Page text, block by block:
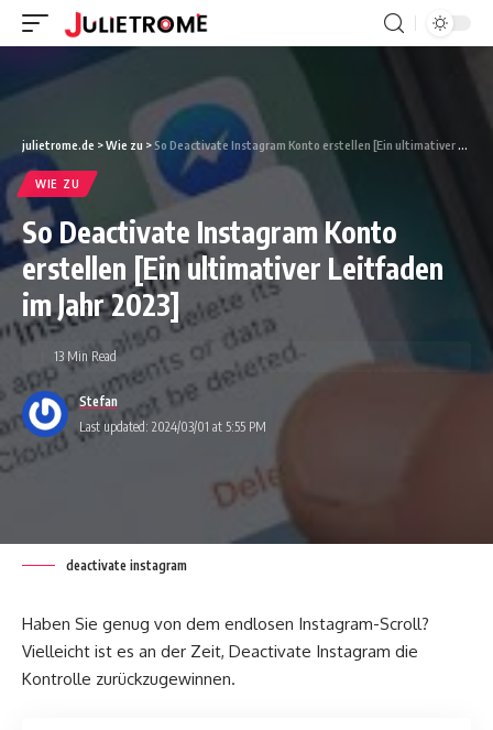
julietrome.de >Wie zu >So Deactivate Instagram Konto erstellen [Ein ultimativer Leitfaden im Jahr 2023]
WIE ZU
So Deactivate Instagram Konto
erstellen [Ein ultimativer Leitfaden
im Jahr 2023]
Last updated: 2024/03/01 at 5:55 PM
Stefan
13 Min Read
deactivate instagram
Haben Sie genug von dem endlosen Instagram-Scroll?
Vielleicht ist es an der Zeit, Deactivate Instagram die
Kontrolle zurückzugewinnen.